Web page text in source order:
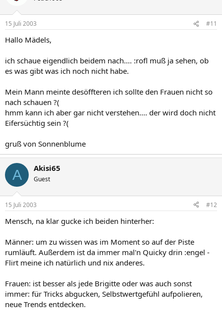
15 Juli 2003 #11
Hallo Mädels,
ich schaue eigendlich beidem nach.... :rofl muß ja sehen, ob
es was gibt was ich noch nicht habe.
Mein Mann meinte desöffteren ich sollte den Frauen nicht so
nach schauen ?(
hmm kann ich aber gar nicht verstehen.... der wird doch nicht
Eifersüchtig sein ?(
gruß von Sonnenblume
A Akisi65
Guest
15 Juli 2003 #12
Mensch, na klar gucke ich beiden hinterher:
Männer: um zu wissen was im Moment so auf der Piste
rumläuft. Außerdem ist da immer mal'n Quicky drin :engel -
Flirt meine ich natürlich und nix anderes.
Frauen: ist besser als jede Brigitte oder was auch sonst
immer: für Tricks abgucken, Selbstwertgefühl aufpolieren,
neue Trends entdecken.